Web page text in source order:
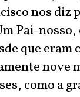
nos diz
Pai-
que eram
nove
como a